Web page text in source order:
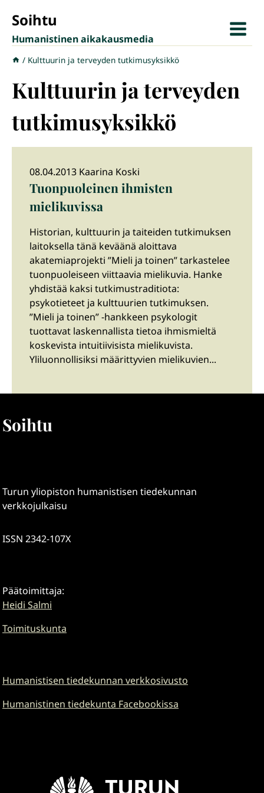
sisältöön
Soihtu
Humanistinen aikakausmedia
/ Kulttuurin ja terveyden tutkimusyksikkö
Kulttuurin ja terveyden
tutkimusyksikkö
08.04.2013 Kaarina Koski
Tuonpuoleinen ihmisten
mielikuvissa
Historian, kulttuurin ja taiteiden tutkimuksen
laitoksella tänä keväänä aloittava
akatemiaprojekti ”Mieli ja toinen” tarkastelee
tuonpuoleiseen viittaavia mielikuvia. Hanke
yhdistää kaksi tutkimustraditiota:
psykotieteet ja kulttuurien tutkimuksen.
”Mieli ja toinen” -hankkeen psykologit
tuottavat laskennallista tietoa ihmismieltä
koskevista intuitiivisista mielikuvista.
Yliluonnollisiksi määrittyvien mielikuvien...
Soihtu
Turun yliopiston humanistisen tiedekunnan
verkkojulkaisu
ISSN 2342-107X
Päätoimittaja:
Heidi Salmi
Toimituskunta
Humanistisen tiedekunnan verkkosivusto
Humanistinen tiedekunta Facebookissa